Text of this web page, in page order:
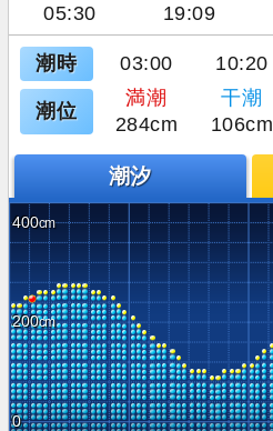
05:30 19:09
潮時 03:00 10:20
潮位
満潮 干潮
284cm
106cm
潮汐
400
200
0